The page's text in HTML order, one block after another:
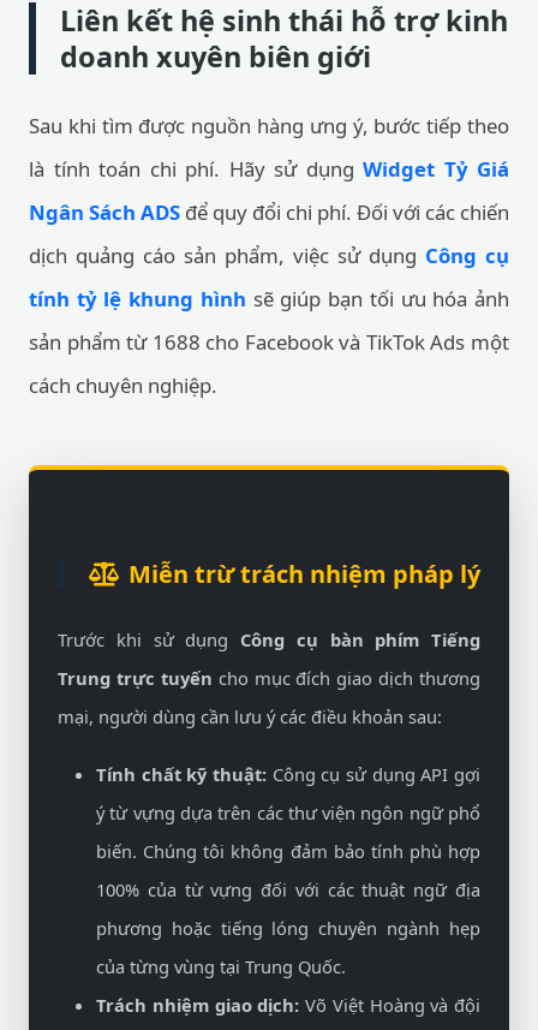
Liên kết hệ sinh thái hỗ trợ kinh
doanh xuyên biên giới
Sau khi tìm được nguồn hàng ưng ý, bước tiếp theo
là tính toán chi phí. Hãy sử dụng Widget Tỷ Giá
Ngân Sách ADS để quy đổi chi phí. Đối với các chiến
dịch quảng cáo sản phẩm, việc sử dụng Công cụ
tính tỷ lệ khung hình sẽ giúp bạn tối ưu hóa ảnh
sản phẩm từ 1688 cho Facebook và TikTok Ads một
cách chuyên nghiệp.
Miễn trừ trách nhiệm pháp lý
Trước khi sử dụng Công cụ bàn phím Tiếng
Trung trực tuyến cho mục đích giao dịch thương
mại, người dùng cần lưu ý các điều khoản sau:
Tính chất kỹ thuật: Công cụ sử dụng API gợi
ý từ vựng dựa trên các thư viện ngôn ngữ phổ
biến. Chúng tôi không đảm bảo tính phù hợp
100% của từ vựng đối với các thuật ngữ địa
phương hoặc tiếng lóng chuyên ngành hẹp
của từng vùng tại Trung Quốc.
Trách nhiệm giao dịch: Võ Việt Hoàng và đội